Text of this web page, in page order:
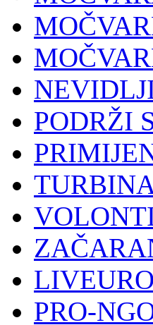
PODRŽI
PRO-